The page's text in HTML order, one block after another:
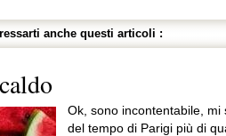
anche questi articoli :
Ok, sono incontentabile, mi
del tempo di Parigi più di